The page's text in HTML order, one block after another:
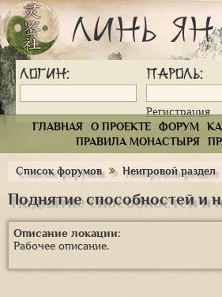
Линь
Логин: Пароль:
Регистрация
ГЛАВНАЯ
О ПРОЕКТЕ ФОРУМ
ПРАВИЛА МОНАСТЫРЯ
Список форумов Неигровой раздел
Поднятие способностей и
Описание локации:
Рабочее описание.